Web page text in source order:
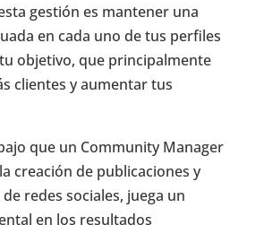
gestión es mantener una
en cada uno de tus perfiles
objetivo, que principalmente
clientes y aumentar tus
que un Community Manager
creación de publicaciones y
redes sociales, juega un
en los resultados